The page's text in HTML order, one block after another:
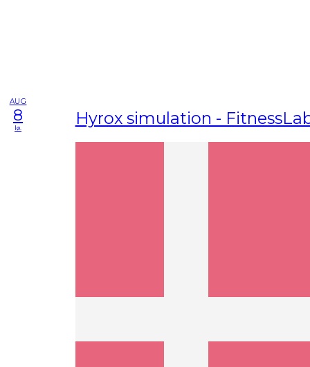
AUG
8
lø. Hyrox simulation -